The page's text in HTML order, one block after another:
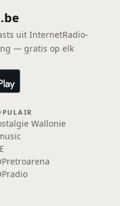
uit InternetRadio-
— gratis op elk
Wallonie